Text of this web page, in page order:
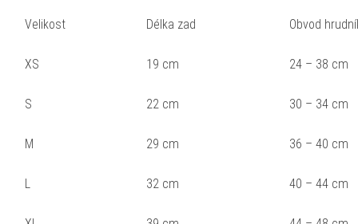
Velikost Délka zad Obvod
XS 19 cm 24 – 38 cm
S 22 cm 30 – 34 cm
M 29 cm 36 – 40 cm
L 32 cm 40 – 44 cm